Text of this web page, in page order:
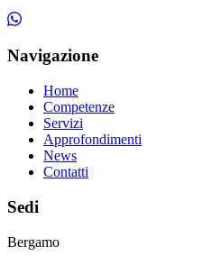
Navigazione
Home
Competenze
Servizi
Approfondimenti
News
Contatti
Sedi
Bergamo